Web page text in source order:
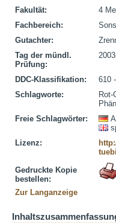
Fakultät:
4
Fachbereich:
Gutachter:
Tag der mündl.
Prüfung:
DDC-Klassifikation:
610
Schlagworte:
Freie Schlagwörter:
Lizenz:
Gedruckte Kopie
bestellen:
Zur Langanzeige